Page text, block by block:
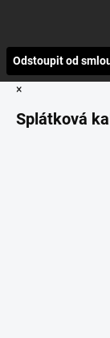
Odstoupit od
×
Splátková